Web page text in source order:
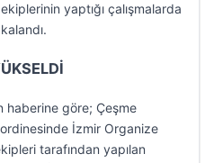
yaptığı çalışmalarda
haberine göre; Çeşme
İzmir Organize
tarafından yapılan